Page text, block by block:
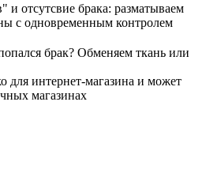
и отсутсвие брака: разматываем
с одновременным контролем
брак? Обменяем ткань или
для интернет-магазина и может
магазинах